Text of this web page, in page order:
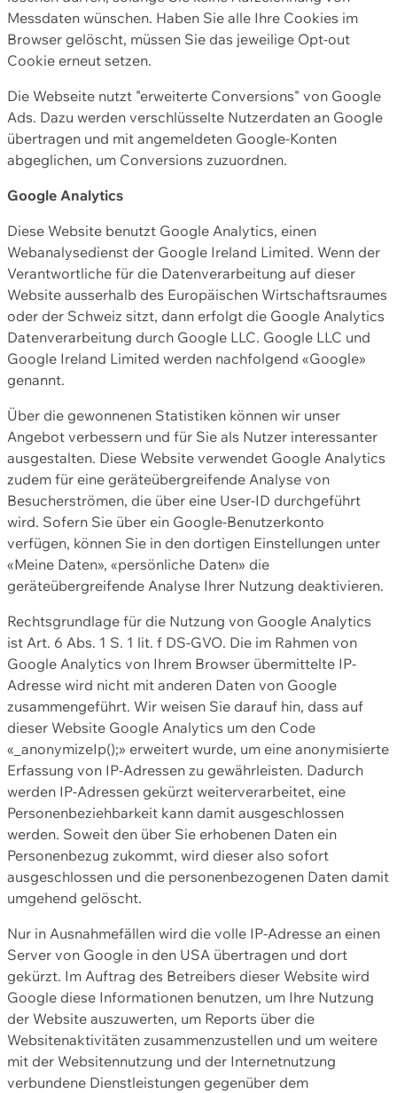
Messdaten wünschen. Haben Sie alle Ihre Cookies im
Browser gelöscht, müssen Sie das jeweilige Opt-out
Cookie erneut setzen.
Die Webseite nutzt "erweiterte Conversions" von Google
Ads. Dazu werden verschlüsselte Nutzerdaten an Google
übertragen und mit angemeldeten Google-Konten
abgeglichen, um Conversions zuzuordnen.
Google Analytics
Diese Website benutzt Google Analytics, einen
Webanalysedienst der Google Ireland Limited. Wenn der
Verantwortliche für die Datenverarbeitung auf dieser
Website ausserhalb des Europäischen Wirtschaftsraumes
oder der Schweiz sitzt, dann erfolgt die Google Analytics
Datenverarbeitung durch Google LLC. Google LLC und
Google Ireland Limited werden nachfolgend «Google»
genannt.
Über die gewonnenen Statistiken können wir unser
Angebot verbessern und für Sie als Nutzer interessanter
ausgestalten. Diese Website verwendet Google Analytics
zudem für eine geräteübergreifende Analyse von
Besucherströmen, die über eine User-ID durchgeführt
wird. Sofern Sie über ein Google-Benutzerkonto
verfügen, können Sie in den dortigen Einstellungen unter
«Meine Daten», «persönliche Daten» die
geräteübergreifende Analyse Ihrer Nutzung deaktivieren.
Rechtsgrundlage für die Nutzung von Google Analytics
ist Art. 6 Abs. 1 S. 1 lit. f DS-GVO. Die im Rahmen von
Google Analytics von Ihrem Browser übermittelte IP-
Adresse wird nicht mit anderen Daten von Google
zusammengeführt. Wir weisen Sie darauf hin, dass auf
dieser Website Google Analytics um den Code
«_anonymizeIp();» erweitert wurde, um eine anonymisierte
Erfassung von IP-Adressen zu gewährleisten. Dadurch
werden IP-Adressen gekürzt weiterverarbeitet, eine
Personenbeziehbarkeit kann damit ausgeschlossen
werden. Soweit den über Sie erhobenen Daten ein
Personenbezug zukommt, wird dieser also sofort
ausgeschlossen und die personenbezogenen Daten damit
umgehend gelöscht.
Nur in Ausnahmefällen wird die volle IP-Adresse an einen
Server von Google in den USA übertragen und dort
gekürzt. Im Auftrag des Betreibers dieser Website wird
Google diese Informationen benutzen, um Ihre Nutzung
der Website auszuwerten, um Reports über die
Websitenaktivitäten zusammenzustellen und um weitere
mit der Websitennutzung und der Internetnutzung
verbundene Dienstleistungen gegenüber dem